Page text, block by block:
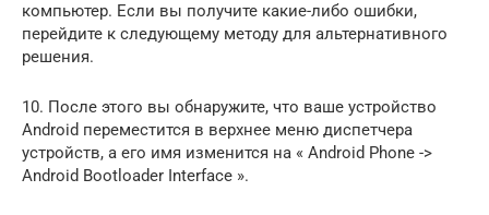
компьютер. Если вы получите какие-либо ошибки,
перейдите к следующему методу для альтернативного
решения.
10. После этого вы обнаружите, что ваше устройство
Android переместится в верхнее меню диспетчера
устройств, а его имя изменится на « Android Phone ->
Android Bootloader Interface ».